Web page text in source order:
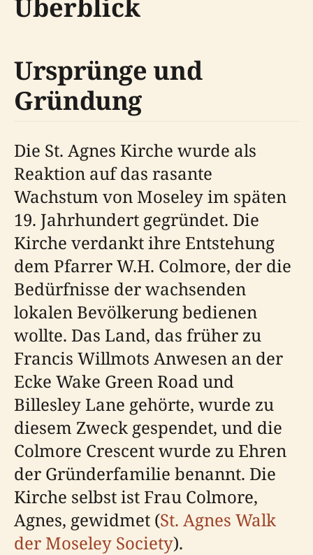
Überblick
Ursprünge und
Gründung
Die St. Agnes Kirche wurde als
Reaktion auf das rasante
Wachstum von Moseley im späten
19. Jahrhundert gegründet. Die
Kirche verdankt ihre Entstehung
dem Pfarrer W.H. Colmore, der die
Bedürfnisse der wachsenden
lokalen Bevölkerung bedienen
wollte. Das Land, das früher zu
Francis Willmots Anwesen an der
Ecke Wake Green Road und
Billesley Lane gehörte, wurde zu
diesem Zweck gespendet, und die
Colmore Crescent wurde zu Ehren
der Gründerfamilie benannt. Die
Kirche selbst ist Frau Colmore,
Agnes, gewidmet (St. Agnes Walk
der Moseley Society).